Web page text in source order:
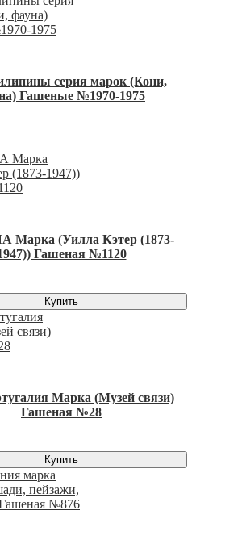
серия марок (Кони,
Гашеные №1970-1975
Марка (Уилла Кэтер (1873-
Гашеная №1120
Купить
Марка (Музей связи)
Гашеная №28
Купить